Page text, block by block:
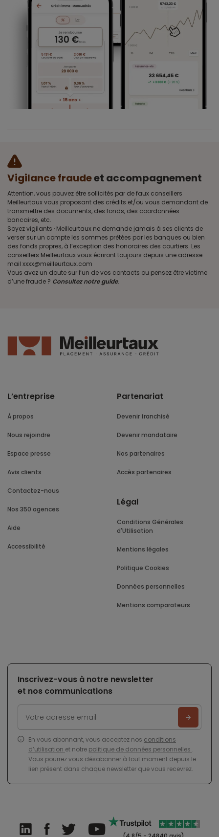
Vigilance fraudeet accompagnement
Attention, vous pouvez être sollicités par de faux conseillers
Meilleurtaux vous proposant des crédits et/ou vous demandant de
transmettre des documents, des fonds, des coordonnées
bancaires, etc.
Soyez vigilants · Meilleurtaux ne demande jamais à ses clients de
verser sur un compte les sommes prêtées par les banques ou bien
des fonds propres, à l’exception des honoraires des courtiers. Les
conseillers Meilleurtaux vous écriront toujours depuis une adresse
mail xxxx@meilleurtaux.com
Vous avez un doute sur l’un de vos contacts ou pensez être victime
d’une fraude ? Consultez notre guide.
L’entreprise
À propos
Nous rejoindre
Espace presse
Avis clients
Contactez-nous
Nos 350 agences
Aide
Accessibilité
Partenariat
Devenir franchisé
Devenir mandataire
Nos partenaires
Accès partenaires
Légal
Conditions Générales
d'Utilisation
Mentions légales
Politique Cookies
Données personnelles
Mentions comparateurs
Inscrivez-vous à notre newsletter
et nos communications
En vous abonnant, vous acceptez nos conditions
d’utilisation et notre politique de données personnelles .
Vous pourrez vous désabonner à tout moment depuis le
lien présent dans chaque newsletter que vous recevrez.